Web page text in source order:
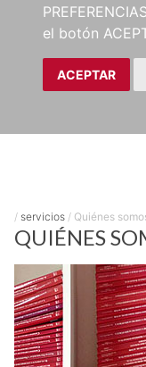
el botón
ACEPTAR
/ servicios / Quiénes
QUIÉNES